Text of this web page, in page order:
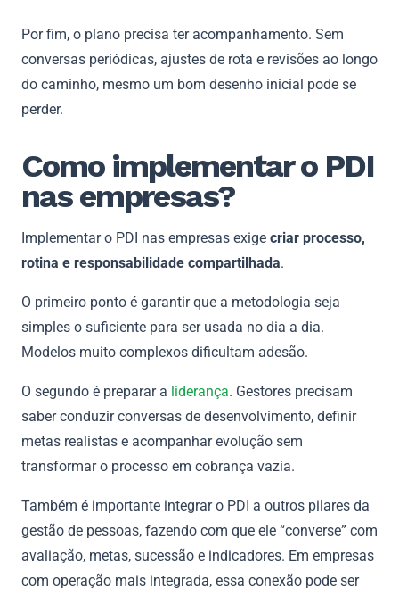
Por fim, o plano precisa ter acompanhamento. Sem
conversas periódicas, ajustes de rota e revisões ao longo
do caminho, mesmo um bom desenho inicial pode se
perder.
Como implementar o PDI
nas empresas?
Implementar o PDI nas empresas exige criar processo,
rotina e responsabilidade compartilhada.
O primeiro ponto é garantir que a metodologia seja
simples o suficiente para ser usada no dia a dia.
Modelos muito complexos dificultam adesão.
O segundo é preparar a liderança. Gestores precisam
saber conduzir conversas de desenvolvimento, definir
metas realistas e acompanhar evolução sem
transformar o processo em cobrança vazia.
Também é importante integrar o PDI a outros pilares da
gestão de pessoas, fazendo com que ele “converse” com
avaliação, metas, sucessão e indicadores. Em empresas
com operação mais integrada, essa conexão pode ser